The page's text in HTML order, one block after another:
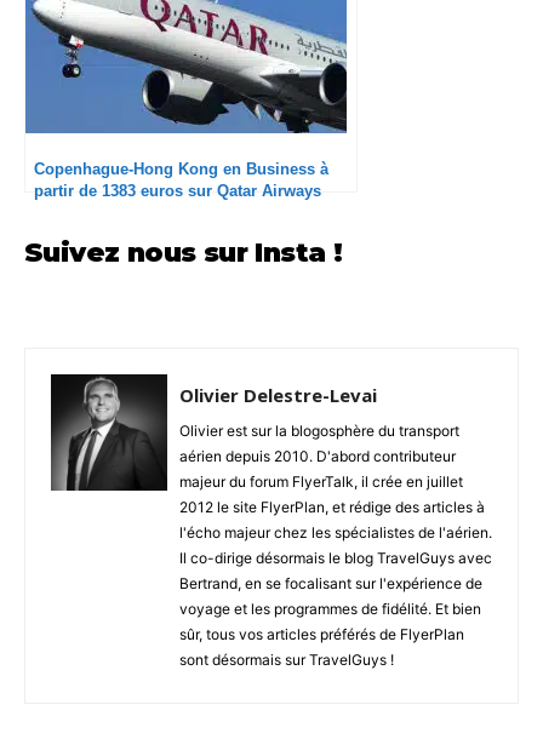
Copenhague-Hong Kong en Business à
partir de 1383 euros sur Qatar Airways
Suivez nous sur Insta !
Olivier Delestre-Levai
Olivier est sur la blogosphère du transport
aérien depuis 2010. D'abord contributeur
majeur du forum FlyerTalk, il crée en juillet
2012 le site FlyerPlan, et rédige des articles à
l'écho majeur chez les spécialistes de l'aérien.
Il co-dirige désormais le blog TravelGuys avec
Bertrand, en se focalisant sur l'expérience de
voyage et les programmes de fidélité. Et bien
sûr, tous vos articles préférés de FlyerPlan
sont désormais sur TravelGuys !